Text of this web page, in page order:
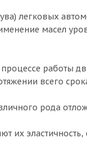
легковых
масел
работы
всего
рода
их